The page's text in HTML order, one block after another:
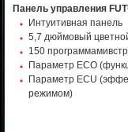
Панель управления
Интуитивная панель
5,7 дюймовый
150
Параметр ЕСО
Параметр ECU
режимом)